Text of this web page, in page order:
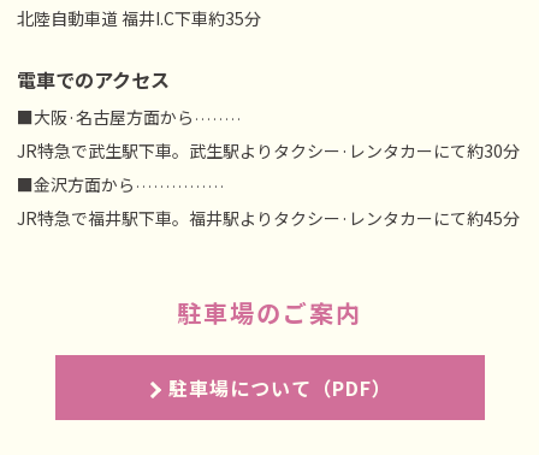
北陸自動車道 福井I.C下車約35分
電車でのアクセス
■大阪·名古屋方面から ········
JR特急で武生駅下車。武生駅よりタクシー·レンタカーにて約30分
■金沢方面から ···············
JR特急で福井駅下車。福井駅よりタクシー·レンタカーにて約45分
駐車場のご案内
駐車場について（PDF）